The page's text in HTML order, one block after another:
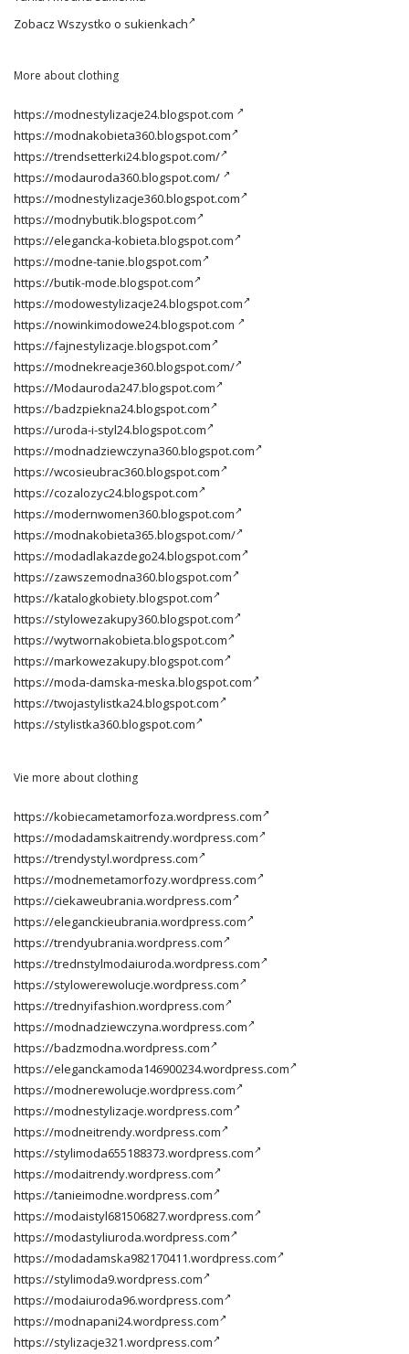
Zobacz Wszystko o sukienkach
More about clothing
https://modnestylizacje24.blogspot.com
https://modnakobieta360.blogspot.com
https://trendsetterki24.blogspot.com/
https://modauroda360.blogspot.com/
https://modnestylizacje360.blogspot.com
https://modnybutik.blogspot.com
https://elegancka-kobieta.blogspot.com
https://modne-tanie.blogspot.com
https://butik-mode.blogspot.com
https://modowestylizacje24.blogspot.com
https://nowinkimodowe24.blogspot.com
https://fajnestylizacje.blogspot.com
https://modnekreacje360.blogspot.com/
https://Modauroda247.blogspot.com
https://badzpiekna24.blogspot.com
https://uroda-i-styl24.blogspot.com
https://modnadziewczyna360.blogspot.com
https://wcosieubrac360.blogspot.com
https://cozalozyc24.blogspot.com
https://modernwomen360.blogspot.com
https://modnakobieta365.blogspot.com/
https://modadlakazdego24.blogspot.com
https://zawszemodna360.blogspot.com
https://katalogkobiety.blogspot.com
https://stylowezakupy360.blogspot.com
https://wytwornakobieta.blogspot.com
https://markowezakupy.blogspot.com
https://moda-damska-meska.blogspot.com
https://twojastylistka24.blogspot.com
https://stylistka360.blogspot.com
Vie more about clothing
https://kobiecametamorfoza.wordpress.com
https://modadamskaitrendy.wordpress.com
https://trendystyl.wordpress.com
https://modnemetamorfozy.wordpress.com
https://ciekaweubrania.wordpress.com
https://eleganckieubrania.wordpress.com
https://trendyubrania.wordpress.com
https://trednstylmodaiuroda.wordpress.com
https://stylowerewolucje.wordpress.com
https://trednyifashion.wordpress.com
https://modnadziewczyna.wordpress.com
https://badzmodna.wordpress.com
https://eleganckamoda146900234.wordpress.com
https://modnerewolucje.wordpress.com
https://modnestylizacje.wordpress.com
https://modneitrendy.wordpress.com
https://stylimoda655188373.wordpress.com
https://modaitrendy.wordpress.com
https://tanieimodne.wordpress.com
https://modaistyl681506827.wordpress.com
https://modastyliuroda.wordpress.com
https://modadamska982170411.wordpress.com
https://stylimoda9.wordpress.com
https://modaiuroda96.wordpress.com
https://modnapani24.wordpress.com
https://stylizacje321.wordpress.com